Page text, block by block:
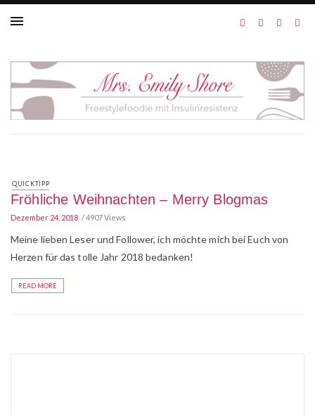
QUICKTIPP
Fröhliche Weihnachten – Merry Blogmas
Dezember 24, 2018 4907 Views
Meine lieben Leser und Follower, ich möchte mich bei Euch von
Herzen für das tolle Jahr 2018 bedanken!
READ MORE